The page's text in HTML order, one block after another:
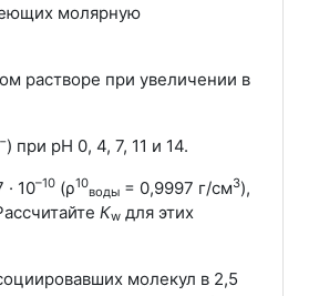
молярную
растворе при увеличении в
−) при рН 0, 4, 7, 11 и 14.
· 10–10 (ρ10
воды = 0,9997 г/см3),
Кw для этих
молекул в 2,5